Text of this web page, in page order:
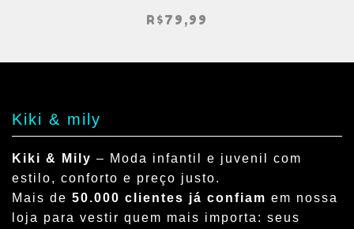
R$79,99
Kiki & mily
Kiki & Mily – Moda infantil e juvenil com
estilo, conforto e preço justo.
Mais de 50.000 clientes já confiam em nossa
loja para vestir quem mais importa: seus